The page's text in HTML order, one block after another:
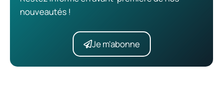
nouveautés !
Je m'abonne